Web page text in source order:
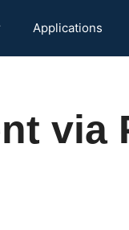
Applications
via